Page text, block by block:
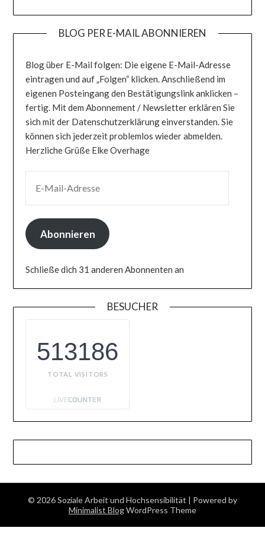
BLOG PER E-MAIL ABONNIEREN
Blog über E-Mail folgen: Die eigene E-Mail-Adresse
eintragen und auf „Folgen“ klicken. Anschließend im
eigenen Posteingang den Bestätigungslink anklicken –
fertig. Mit dem Abonnement / Newsletter erklären Sie
sich mit der Datenschutzerklärung einverstanden. Sie
können sich jederzeit problemlos wieder abmelden.
Herzliche Grüße Elke Overhage
Abonnieren
Schließe dich 31 anderen Abonnenten an
BESUCHER
513186
TOTAL VISITORS
© 2026 Soziale Arbeit und Hochsensibilität | Powered by
Minimalist BlogWordPress Theme